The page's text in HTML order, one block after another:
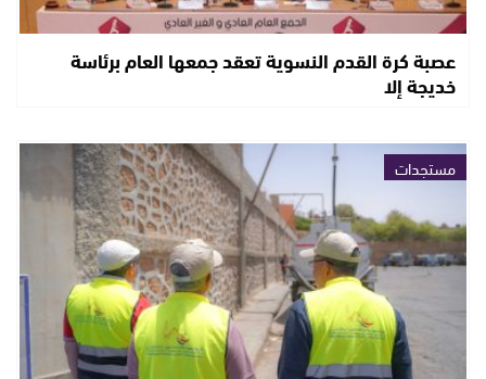
عصبة كرة القدم النسوية تعقد جمعها العام برئاسة
خديجة إلا
مستجدات